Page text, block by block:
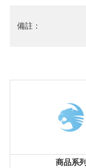
備註：
商品系列